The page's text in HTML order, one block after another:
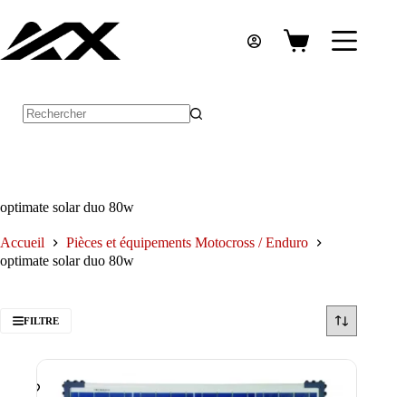
contenu
Panier
optimate solar duo 80w
Accueil
Pièces et équipements Motocross / Enduro
optimate solar duo 80w
FILTRE